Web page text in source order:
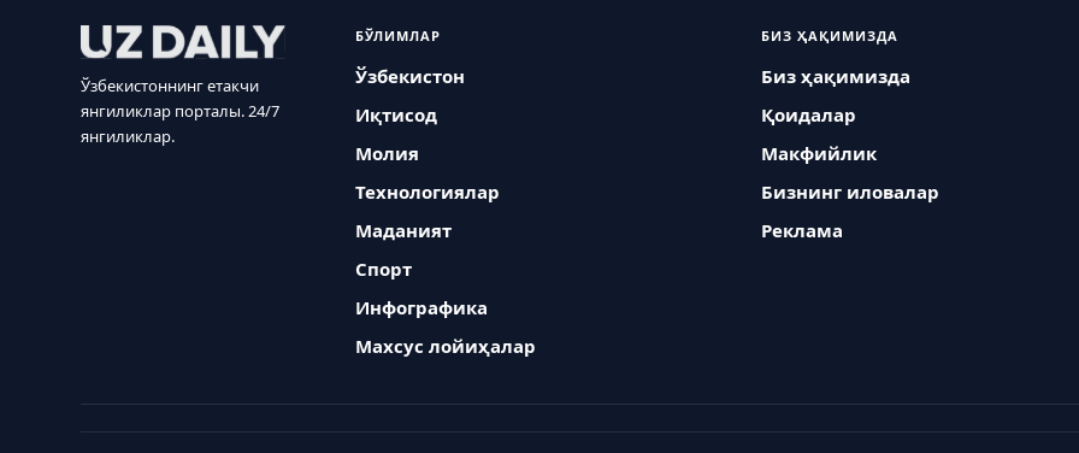
Ўзбекистоннинг етакчи
янгиликлар порталы. 24/7
янгиликлар.
БЎЛИМЛАР
Ўзбекистон
Иқтисод
Молия
Технологиялар
Маданият
Спорт
Инфографика
Махсус лойиҳалар
БИЗ ҲАҚИМИЗДА
Биз ҳақимизда
Қоидалар
Макфийлик
Бизнинг иловалар
Реклама